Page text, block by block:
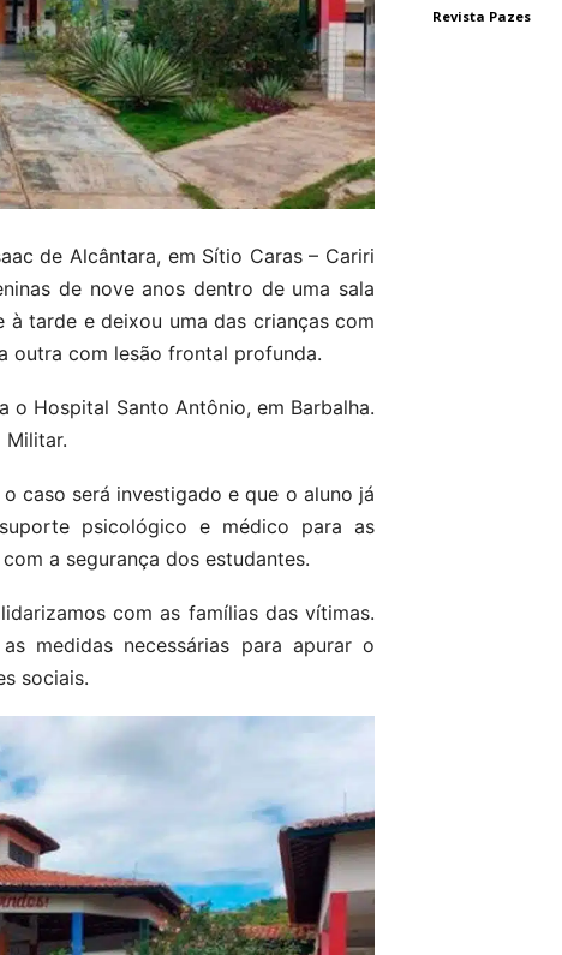
de Alcântara, em Sítio Caras – Cariri
de nove anos dentro de uma sala
tarde e deixou uma das crianças com
outra com lesão frontal profunda.
o Hospital Santo Antônio, em Barbalha.
Militar.
caso será investigado e que o aluno já
psicológico e médico para as
a segurança dos estudantes.
com as famílias das vítimas.
medidas necessárias para apurar o
sociais.
Revista Pazes